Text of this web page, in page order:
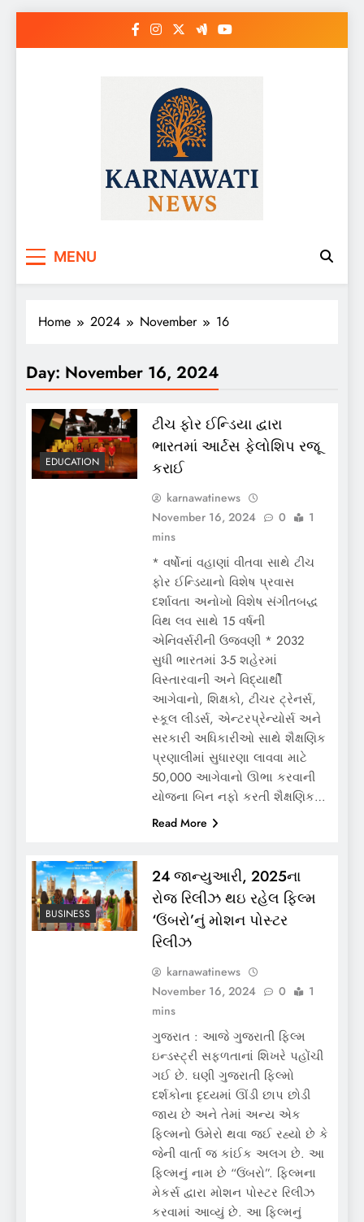
MENU
Home 2024 November 16
Day: November 16, 2024
EDUCATION
ટીચ ફોર ઈન્ડિયા દ્વારા
ભારતમાં આર્ટસ ફેલોશિપ રજૂ
કરાઈ
karnawatinews
November 16, 2024
0
1
mins
* વર્ષોનાં વહાણાં વીતવા સાથે ટીચ
ફોર ઈન્ડિયાનો વિશેષ પ્રવાસ
દર્શાવતા અનોખો વિશેષ સંગીતબદ્ધ
વિથ લવ સાથે 15 વર્ષની
એનિવર્સરીની ઉજવણી * 2032
સુધી ભારતમાં 3-5 શહેરમાં
વિસ્તારવાની અને વિદ્યાર્થી
આગેવાનો, શિક્ષકો, ટીચર ટ્રેનર્સ,
સ્કૂલ લીડર્સ, એન્ટરપ્રેન્યોર્સ અને
સરકારી અધિકારીઓ સાથે શૈક્ષણિક
પ્રણાલીમાં સુધારણા લાવવા માટે
50,000 આગેવાનો ઊભા કરવાની
યોજના બિન નફો કરતી શૈક્ષણિક…
Read More
BUSINESS
24 જાન્યુઆરી, 2025ના
રોજ રિલીઝ થઇ રહેલ ફિલ્મ
‘ઉંબરો’નું મોશન પોસ્ટર
રિલીઝ
karnawatinews
November 16, 2024
0
1
mins
ગુજરાત : આજે ગુજરાતી ફિલ્મ
ઇન્ડસ્ટ્રી સફળતાનાં શિખરે પહોંચી
ગઈ છે. ઘણી ગુજરાતી ફિલ્મો
દર્શકોના દૃદયમાં ઊંડી છાપ છોડી
જાય છે અને તેમાં અન્ય એક
ફિલ્મનો ઉમેરો થવા જઈ રહ્યો છે કે
જેની વાર્તા જ કાંઈક અલગ છે. આ
ફિલ્મનું નામ છે “ઉંબરો”. ફિલ્મના
મેકર્સ દ્વારા મોશન પોસ્ટર રિલીઝ
કરવામાં આવ્યું છે. આ ફિલ્મનું